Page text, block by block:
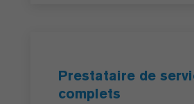
Prestataire de
complets